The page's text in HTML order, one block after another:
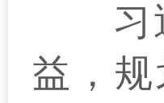
习近
益，